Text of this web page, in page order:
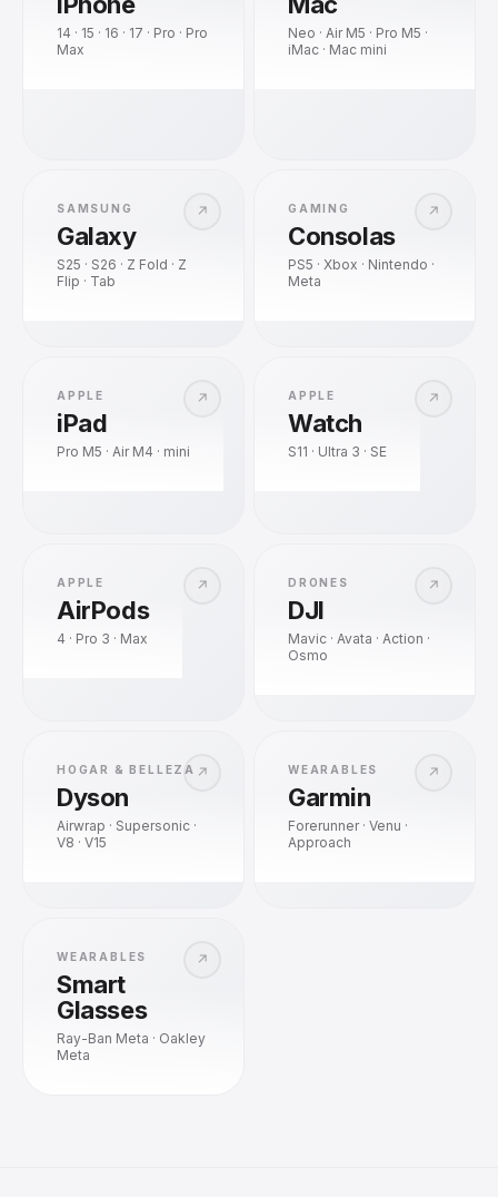
14 · 15 · 16 · 17 · Pro · Pro
Max
Neo · Air M5 · Pro M5 ·
iMac · Mac mini
↗
SAMSUNG
Galaxy
S25 · S26 · Z Fold · Z
Flip · Tab
↗
GAMING
Consolas
PS5 · Xbox · Nintendo ·
Meta
↗
APPLE
iPad
Pro M5 · Air M4 · mini
↗
APPLE
Watch
S11 · Ultra 3 · SE
↗
APPLE
AirPods
4 · Pro 3 · Max
↗
DRONES
DJI
Mavic · Avata · Action ·
Osmo
↗
HOGAR & BELLEZA
Dyson
Airwrap · Supersonic ·
V8 · V15
↗
WEARABLES
Garmin
Forerunner · Venu ·
Approach
↗
WEARABLES
Smart
Glasses
Ray-Ban Meta · Oakley
Meta